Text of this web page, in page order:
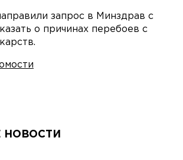
запрос в Минздрав с
о причинах перебоев с
НОВОСТИ